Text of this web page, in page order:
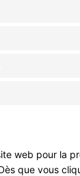
web pour la
que vous